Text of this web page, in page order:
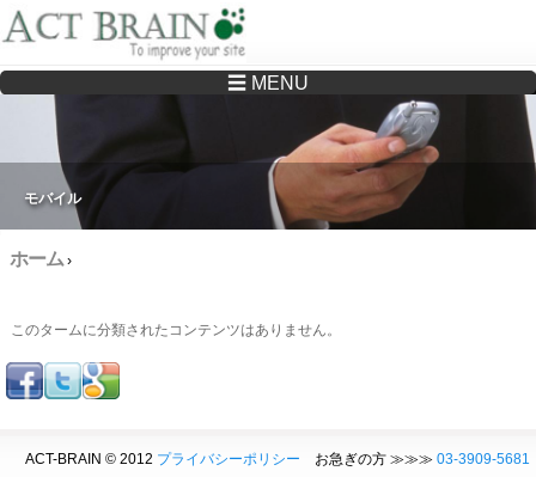
Drupalサイトの制作・保守をどこに頼んでいいか分からない方へ…まずはご相談く
☰ MENU
モバイル
ホーム›
このタームに分類されたコンテンツはありません。
ACT-BRAIN © 2012 プライバシーポリシー お急ぎの方 ≫≫≫ 03-3909-5681